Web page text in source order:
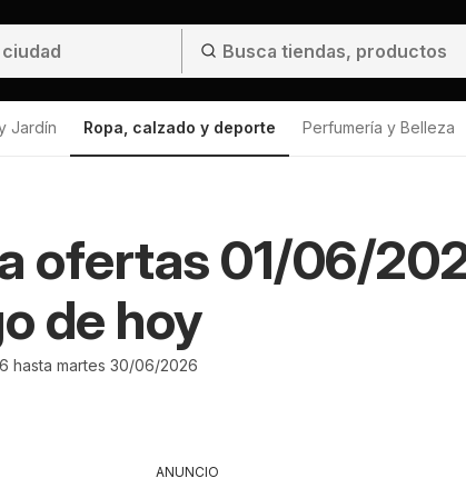
Jardín Ropa, calzado y deporte Perfumería y Belleza
ofertas 01/06/
de hoy
hasta martes 30/06/2026
ANUNCIO